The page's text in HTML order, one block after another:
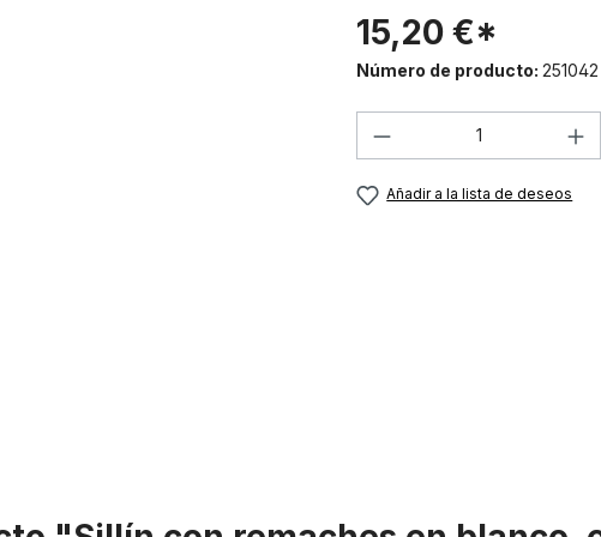
15,20 €*
Número de producto: 251042
Cantidad del
Añadir a la lista de deseos